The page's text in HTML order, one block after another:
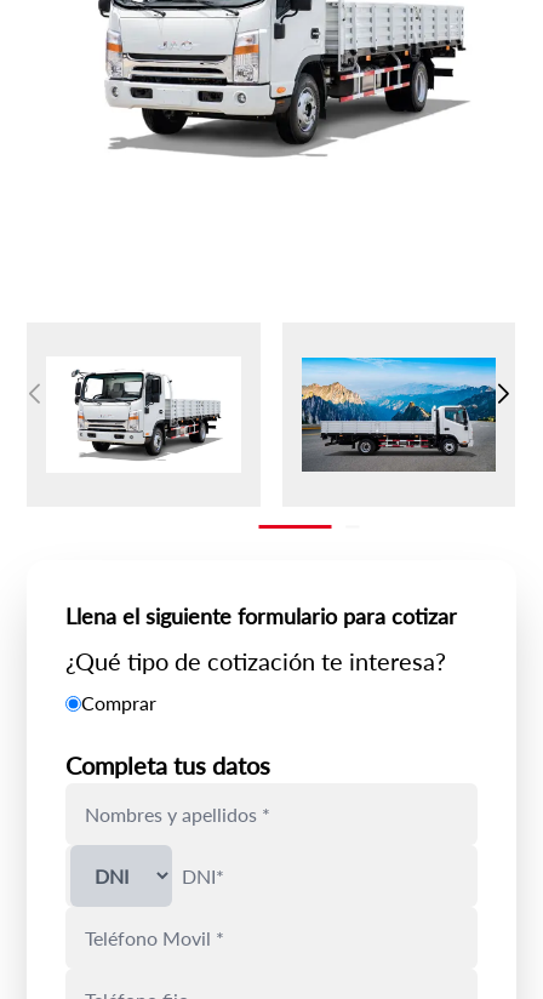
Llena el siguiente formulario para cotizar
¿Qué tipo de cotización te interesa?
Comprar
Completa tus datos